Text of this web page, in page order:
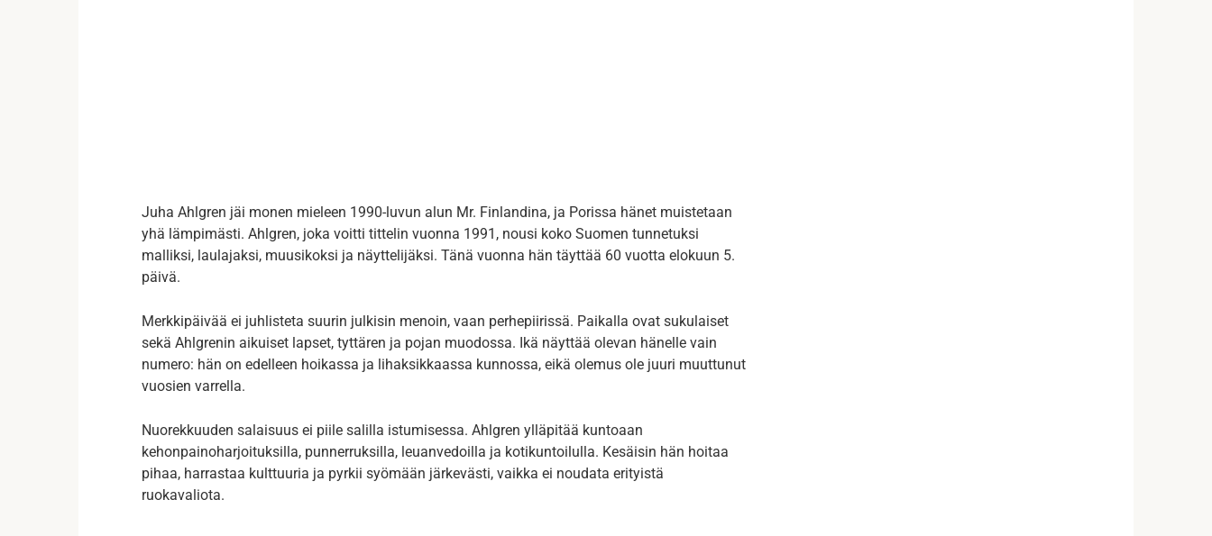
Juha Ahlgren jäi monen mieleen 1990-luvun alun Mr. Finlandina, ja Porissa hänet muistetaan
yhä lämpimästi. Ahlgren, joka voitti tittelin vuonna 1991, nousi koko Suomen tunnetuksi
malliksi, laulajaksi, muusikoksi ja näyttelijäksi. Tänä vuonna hän täyttää 60 vuotta elokuun 5.
päivä.
Merkkipäivää ei juhlisteta suurin julkisin menoin, vaan perhepiirissä. Paikalla ovat sukulaiset
sekä Ahlgrenin aikuiset lapset, tyttären ja pojan muodossa. Ikä näyttää olevan hänelle vain
numero: hän on edelleen hoikassa ja lihaksikkaassa kunnossa, eikä olemus ole juuri muuttunut
vuosien varrella.
Nuorekkuuden salaisuus ei piile salilla istumisessa. Ahlgren ylläpitää kuntoaan
kehonpainoharjoituksilla, punnerruksilla, leuanvedoilla ja kotikuntoilulla. Kesäisin hän hoitaa
pihaa, harrastaa kulttuuria ja pyrkii syömään järkevästi, vaikka ei noudata erityistä
ruokavaliota.